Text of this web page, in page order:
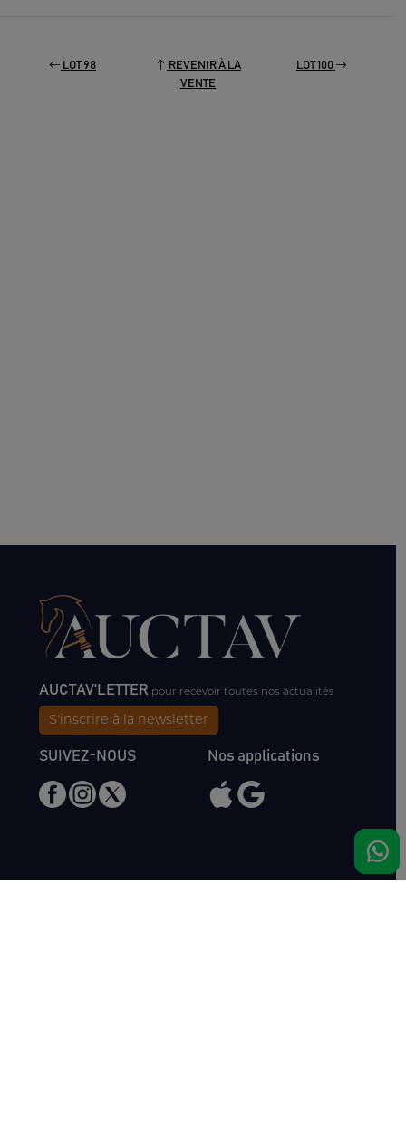
LOT 98
REVENIR À LA
VENTE
LOT 100
AUCTAV'LETTER pour recevoir toutes nos actualités
S'inscrire à la newsletter
SUIVEZ-NOUS Nos applications